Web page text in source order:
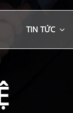
TIN TỨC